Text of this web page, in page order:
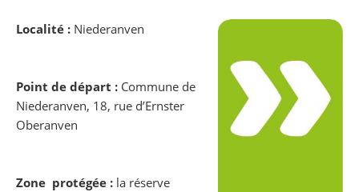
Localité : Niederanven
Point de départ : Commune de
Niederanven, 18, rue d’Ernster
Oberanven
Zone protégée : la réserve